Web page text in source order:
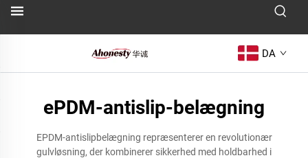
DA
ePDM-antislip-belægning
EPDM-antislipbelægning repræsenterer en revolutionær
gulvløsning, der kombinerer sikkerhed med holdbarhed i